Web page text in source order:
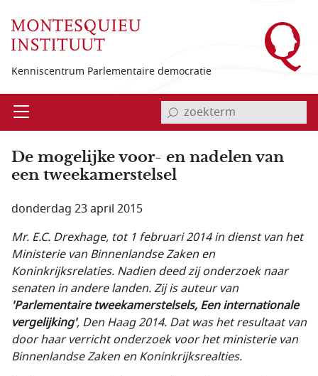
Kenniscentrum Parlementaire democratie
Open invoerveld zoekterm
De mogelijke voor- en nadelen van
een tweekamerstelsel
donderdag 23 april 2015
Mr. E.C. Drexhage, tot 1 februari 2014 in dienst van het
Ministerie van Binnenlandse Zaken en
Koninkrijksrelaties. Nadien deed zij onderzoek naar
senaten in andere landen. Zij is auteur van
'Parlementaire tweekamerstelsels, Een internationale
vergelijking', Den Haag 2014. Dat was het resultaat van
door haar verricht onderzoek voor het ministerie van
Binnenlandse Zaken en Koninkrijksrealties.